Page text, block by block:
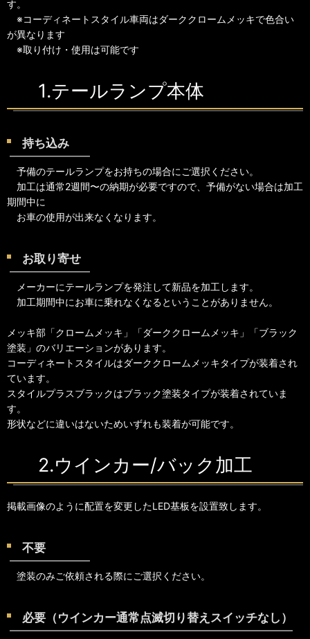
す。
※コーディネートスタイル車両はダーククロームメッキで色合い
が異なります
※取り付け・使用は可能です
1.テールランプ本体
持ち込み
予備のテールランプをお持ちの場合にご選択ください。
加工は通常2週間〜の納期が必要ですので、予備がない場合は加工
期間中に
お車の使用が出来なくなります。
お取り寄せ
メーカーにテールランプを発注して新品を加工します。
加工期間中にお車に乗れなくなるということがありません。
メッキ部「クロームメッキ」「ダーククロームメッキ」「ブラック
塗装」のバリエーションがあります。
コーディネートスタイルはダーククロームメッキタイプが装着され
ています。
スタイルプラスブラックはブラック塗装タイプが装着されていま
す。
形状などに違いはないためいずれも装着が可能です。
2.ウインカー/バック加工
掲載画像のように配置を変更したLED基板を設置致します。
不要
塗装のみご依頼される際にご選択ください。
必要（ウインカー通常点滅切り替えスイッチなし）